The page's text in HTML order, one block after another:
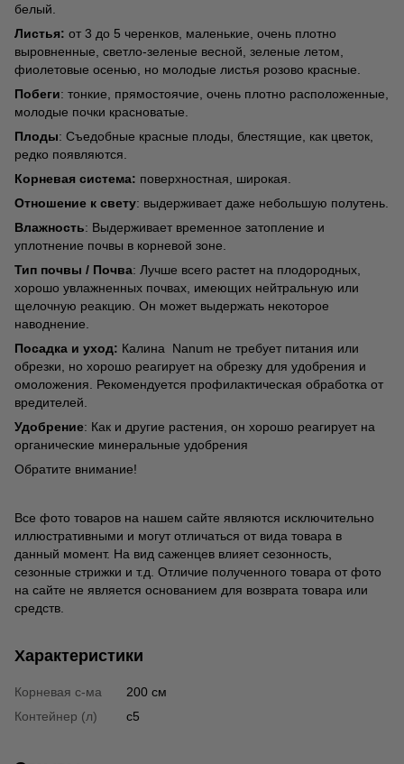
белый.
Листья: от 3 до 5 черенков, маленькие, очень плотно
выровненные, светло-зеленые весной, зеленые летом,
фиолетовые осенью, но молодые листья розово красные.
Побеги: тонкие, прямостоячие, очень плотно расположенные,
молодые почки красноватые.
Плоды: Съедобные красные плоды, блестящие, как цветок,
редко появляются.
Корневая система: поверхностная, широкая.
Отношение к свету: выдерживает даже небольшую полутень.
Влажность: Выдерживает временное затопление и
уплотнение почвы в корневой зоне.
Тип почвы / Почва: Лучше всего растет на плодородных,
хорошо увлажненных почвах, имеющих нейтральную или
щелочную реакцию. Он может выдержать некоторое
наводнение.
Посадка и уход: Калина Nanum не требует питания или
обрезки, но хорошо реагирует на обрезку для удобрения и
омоложения. Рекомендуется профилактическая обработка от
вредителей.
Удобрение: Как и другие растения, он хорошо реагирует на
органические минеральные удобрения
Обратите внимание!
Все фото товаров на нашем сайте являются исключительно
иллюстративными и могут отличаться от вида товара в
данный момент. На вид саженцев влияет сезонность,
сезонные стрижки и т.д. Отличие полученного товара от фото
на сайте не является основанием для возврата товара или
средств.
Характеристики
Корневая с-ма
200 см
Контейнер (л)
c5